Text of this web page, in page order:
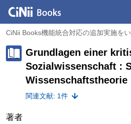
CiNii Books機能統合対応の追加実施を
Grundlagen einer
Sozialwissenschaft :
Wissenschaftstheorie
関連文献: 1件
著者